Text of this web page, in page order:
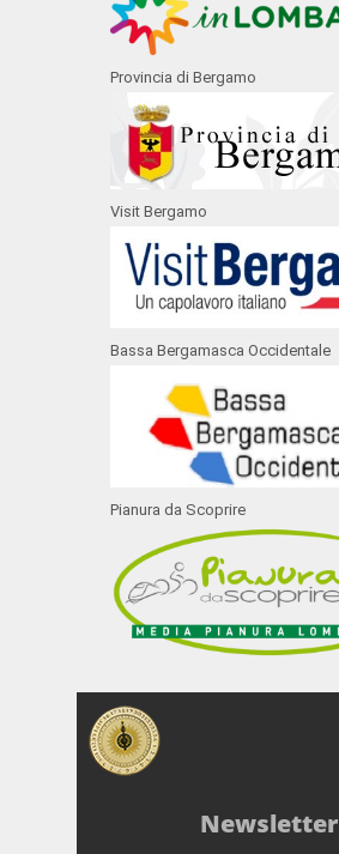
Provincia di Bergamo
Visit Bergamo
Bassa Bergamasca Occidentale
Pianura da Scoprire
Newsletter